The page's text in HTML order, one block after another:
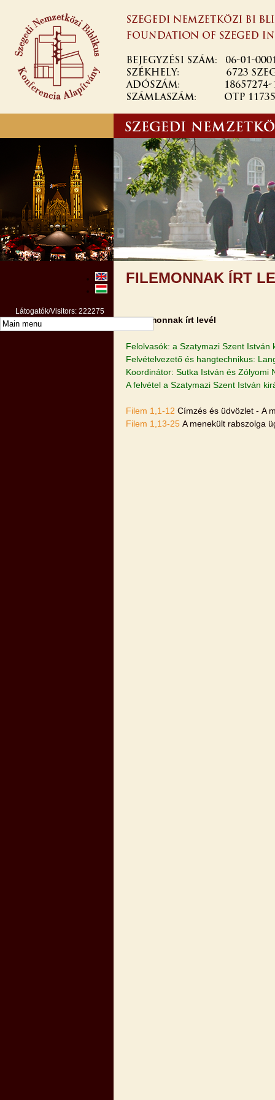
FILEMONNAK ÍRT
A Filemonnak írt levél
Felolvasók: a Szatymazi Szent István
Felvételvezető és hangtechnikus:
Koordinátor: Sutka István és Zólyomi
A felvétel a Szatymazi Szent István
Filem 1,1-12 Címzés és üdvözlet - A
Filem 1,13-25 A menekült rabszolga
Látogatók/Visitors: 222275